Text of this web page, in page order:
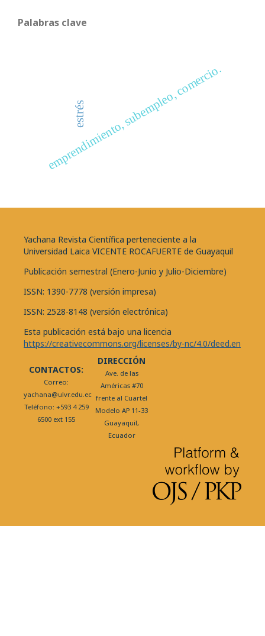
Palabras clave
estrés
emprendimiento, subempleo, comercio.
Yachana Revista Científica perteneciente a la
Universidad Laica VICENTE ROCAFUERTE de Guayaquil
Publicación semestral (Enero-Junio y Julio-Diciembre)
ISSN: 1390-7778 (versión impresa)
ISSN: 2528-8148 (versión electrónica)
Esta publicación está bajo una licencia
https://creativecommons.org/licenses/by-nc/4.0/deed.en
CONTACTOS:
Correo:
yachana@ulvr.edu.ec
Teléfono: +593 4 259
6500 ext 155
DIRECCIÓN
Ave. de las
Américas #70
frente al Cuartel
Modelo AP 11-33
Guayaquil,
Ecuador